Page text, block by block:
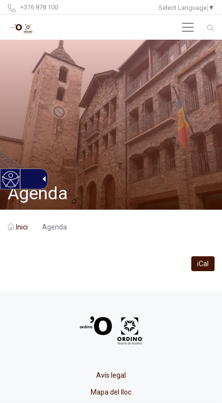
+376 878 100 Select Language ▼
Agenda
Inici Agenda
iCal
Avís legal
Mapa del lloc